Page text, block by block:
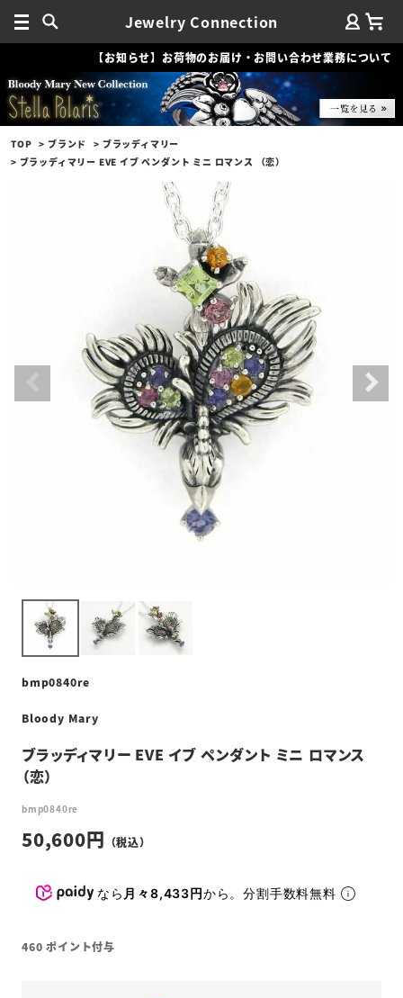
Jewelry Connection
【お知らせ】お荷物のお届け・お問い合わせ業務について
TOP ブランド
ブラッディマリー
ブラッディマリー EVE イブ ペンダント ミニ ロマンス （恋）
bmp0840re
Bloody Mary
ブラッディマリー EVE イブ ペンダント ミニ ロマンス
（恋）
bmp0840re
50,600
なら 月々8,433円から。分割手数料無料
460 ポイント付与